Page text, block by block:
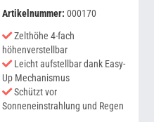
Artikelnummer: 000170
Zelthöhe 4-fach
höhenverstellbar
Leicht aufstellbar dank Easy-
Up Mechanismus
Schützt vor
Sonneneinstrahlung und Regen